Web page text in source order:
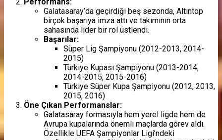
Galatasaray’da geçirdiği beş sezonda, Altıntop
birçok başarıya imza attı ve takımının orta
sahasında lider bir rol üstlendi.
Başarılar:
Süper Lig Şampiyonu (2012-2013, 2014-
2015)
Türkiye Kupası Şampiyonu (2013-2014,
2014-2015, 2015-2016)
Türkiye Süper Kupa Şampiyonu (2012, 2013,
2015, 2016)
Öne Çıkan Performanslar:
Galatasaray formasıyla hem yerel ligde hem de
Avrupa kupalarında önemli maçlarda görev aldı.
Özellikle UEFA Şampiyonlar Ligi’ndeki